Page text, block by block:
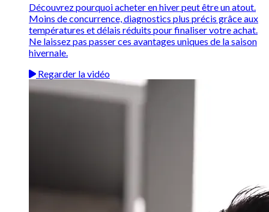
Découvrez pourquoi acheter en hiver peut être un atout.
Moins de concurrence, diagnostics plus précis grâce aux
températures et délais réduits pour finaliser votre achat.
Ne laissez pas passer ces avantages uniques de la saison
hivernale.
Regarder la vidéo